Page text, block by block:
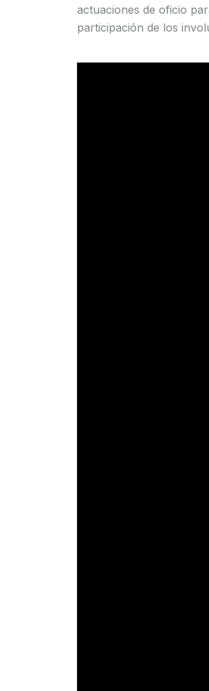
actuaciones de oficio
participación de los